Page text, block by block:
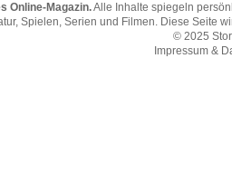
Online-Magazin.Alle Inhalte spiegeln
Spielen, Serien und Filmen. Diese Seite
© 2025
Impressum &